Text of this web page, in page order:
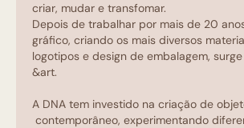
criar, mudar e transfomar.
Depois de trabalhar por mais de 20
gráfico, criando os mais diversos
logotipos e design de embalagem,
&art.
A DNA tem investido na criação de
contemporâneo, experimentando